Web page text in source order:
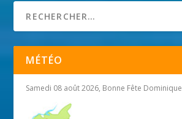
MÉTÉO
Samedi 08 août 2026, Bonne Fête Dominique